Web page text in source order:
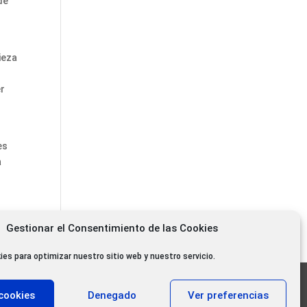
Gestionar el Consentimiento de las Cookies
para optimizar nuestro sitio web y nuestro servicio.
Denegado Ver preferencias
oyentes diarios